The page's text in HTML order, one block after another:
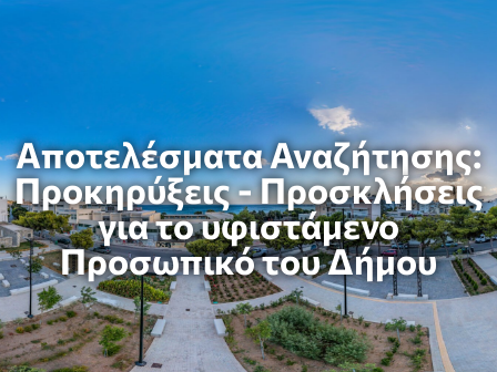
Αποτελέσματα Αναζήτησης:
Προκηρύξεις - Προσκλήσεις
για το υφιστάμενο
Προσωπικό του Δήμου